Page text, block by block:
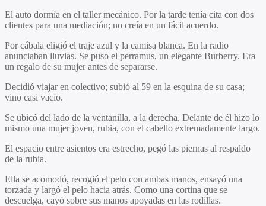
El auto dormía en el taller mecánico. Por la tarde tenía cita con dos
clientes para una mediación; no creía en un fácil acuerdo.
Por cábala eligió el traje azul y la camisa blanca. En la radio
anunciaban lluvias. Se puso el perramus, un elegante Burberry. Era
un regalo de su mujer antes de separarse.
Decidió viajar en colectivo; subió al 59 en la esquina de su casa;
vino casi vacío.
Se ubicó del lado de la ventanilla, a la derecha. Delante de él hizo lo
mismo una mujer joven, rubia, con el cabello extremadamente largo.
El espacio entre asientos era estrecho, pegó las piernas al respaldo
de la rubia.
Ella se acomodó, recogió el pelo con ambas manos, ensayó una
torzada y largó el pelo hacia atrás. Como una cortina que se
descuelga, cayó sobre sus manos apoyadas en las rodillas.